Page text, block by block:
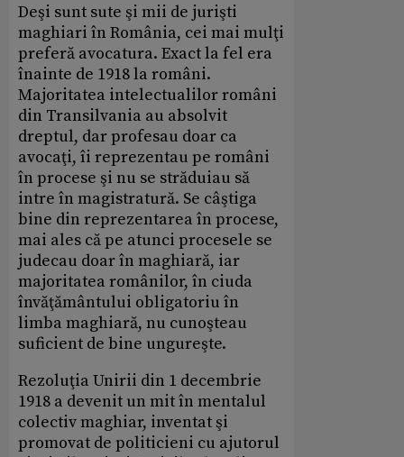
Deşi sunt sute şi mii de jurişti
maghiari în România, cei mai mulţi
preferă avocatura. Exact la fel era
înainte de 1918 la români.
Majoritatea intelectualilor români
din Transilvania au absolvit
dreptul, dar profesau doar ca
avocaţi, îi reprezentau pe români
în procese şi nu se străduiau să
intre în magistratură. Se câştiga
bine din reprezentarea în procese,
mai ales că pe atunci procesele se
judecau doar în maghiară, iar
majoritatea românilor, în ciuda
învăţământului obligatoriu în
limba maghiară, nu cunoşteau
suficient de bine ungureşte.
Rezoluţia Unirii din 1 decembrie
1918 a devenit un mit în mentalul
colectiv maghiar, inventat şi
promovat de politicieni cu ajutorul